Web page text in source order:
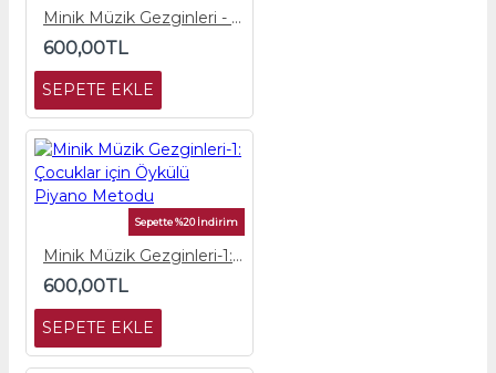
Minik Müzik Gezginleri - 2: Çocuklar için Öykülü Piyano Metodu
600,00TL
SEPETE EKLE
Sepette %20 İndirim
Minik Müzik Gezginleri-1: Çocuklar için Öykülü Piyano Metodu
600,00TL
SEPETE EKLE